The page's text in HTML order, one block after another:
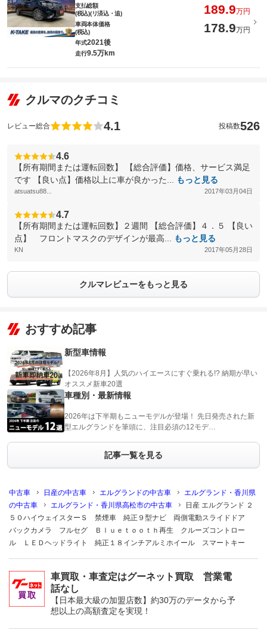
支払総額
(税込)(リ済込・追)
189.9万円
車両本体価格
(税込)
178.9万円
年式2021後
走行9.5万km
クルマのクチコミ
レビュー総合 4.1 投稿数526
4.6
【所有期間または運転回数】 【総合評価】価格、サービス満足
です 【良い点】価格以上に車が良かった...
もっと見る
atsuatsu88... 2017年03月04日
4.7
【所有期間または運転回数】２週間 【総合評価】４．５ 【良い
点】 フロントマスクのデザインが最高...
もっと見る
KN 2017年05月28日
クルマレビューをもっと見る
おすすめ記事
新型車情報
【2026年8月】人気のハイエースにすぐ乗れる!? 納期が早い
オススメ新車20選
車種別・最新情報
2026年は下半期もニューモデルが登場！ 先日発売された新
型エルグランドを筆頭に、注目必須の12モデ…
記事一覧を見る
中古車 日産の中古車 エルグランドの中古車
エルグランド・香川県
の中古車
エルグランド・香川県高松市の中古車
日産 エルグランド ２
５０ハイウェイスターＳ 禁煙車 純正９型ナビ 両側電動スライドドア
バックカメラ フルセグ Ｂｌｕｅｔｏｏｔｈ再生 クルーズコントロー
ル ＬＥＤヘッドライト 純正１８インチアルミホイール スマートキー
車買取・車査定はグーネット買取 営業電
話なし
【日本最大級の加盟店数】約30万のデータから予
想以上の高額査定を実現！